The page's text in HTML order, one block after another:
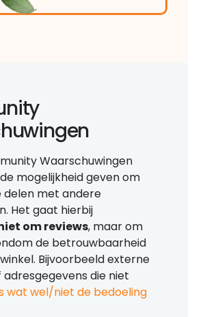
Waarschuwingen
mogelijkheid geven om
met andere
Het gaat hierbij
om reviews, maar om
de betrouwbaarheid
Bijvoorbeeld externe
die niet
wat wel/niet de bedoeling